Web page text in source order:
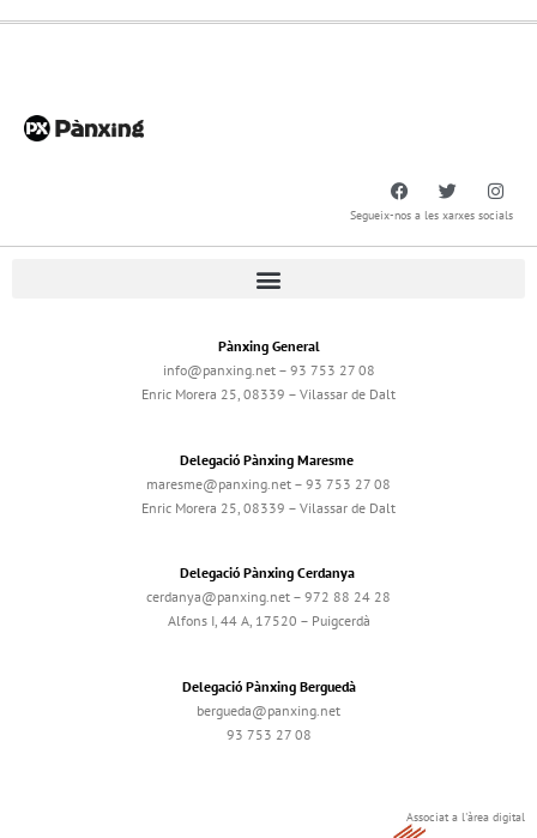
Segueix-nos a les xarxes socials
Pànxing General
info@panxing.net – 93 753 27 08
Enric Morera 25, 08339 – Vilassar de Dalt
Delegació Pànxing Maresme
maresme@panxing.net – 93 753 27 08
Enric Morera 25, 08339 – Vilassar de Dalt
Delegació Pànxing Cerdanya
cerdanya@panxing.net – 972 88 24 28
Alfons I, 44 A, 17520 – Puigcerdà
Delegació Pànxing Berguedà
bergueda@panxing.net
93 753 27 08
Associat a l'àrea digital